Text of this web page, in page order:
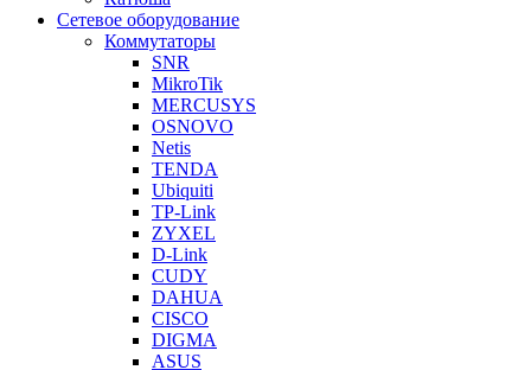
Сетевое оборудование
Коммутаторы
SNR
MikroTik
MERCUSYS
OSNOVO
Netis
TENDA
Ubiquiti
TP-Link
ZYXEL
D-Link
CUDY
DAHUA
CISCO
DIGMA
ASUS